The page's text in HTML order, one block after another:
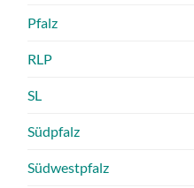
Pfalz
RLP
SL
Südpfalz
Südwestpfalz